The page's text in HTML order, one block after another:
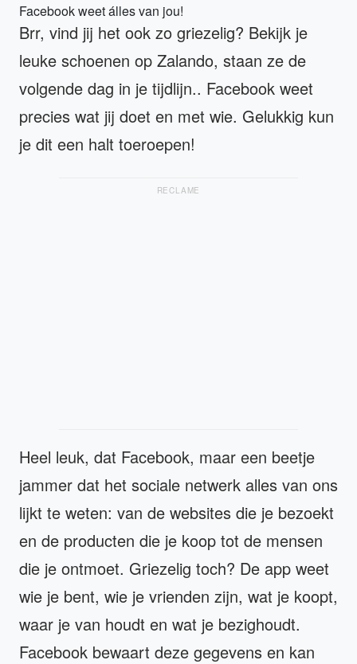
Facebook weet álles van jou!
Brr, vind jij het ook zo griezelig? Bekijk je
leuke schoenen op Zalando, staan ze de
volgende dag in je tijdlijn.. Facebook weet
precies wat jij doet en met wie. Gelukkig kun
je dit een halt toeroepen!
RECLAME
Heel leuk, dat Facebook, maar een beetje
jammer dat het sociale netwerk alles van ons
lijkt te weten: van de websites die je bezoekt
en de producten die je koop tot de mensen
die je ontmoet. Griezelig toch? De app weet
wie je bent, wie je vrienden zijn, wat je koopt,
waar je van houdt en wat je bezighoudt.
Facebook bewaart deze gegevens en kan